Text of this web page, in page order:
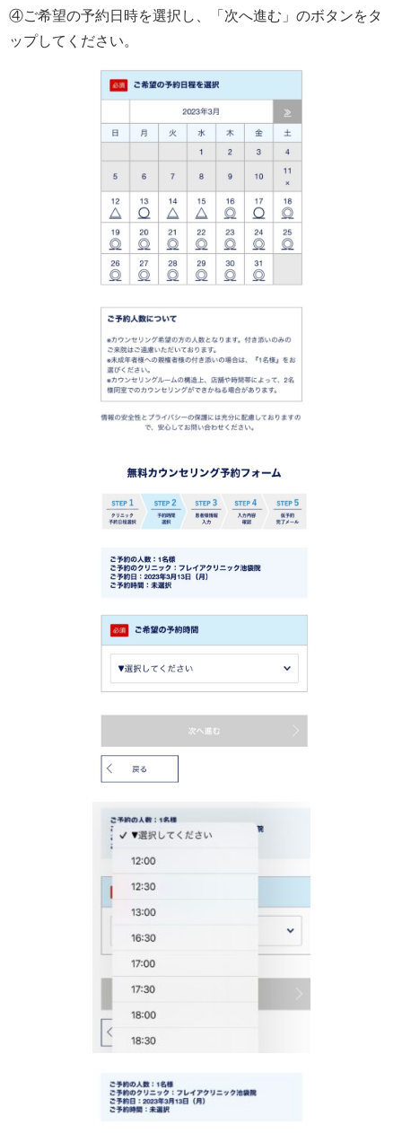
④ご希望の予約日時を選択し、「次へ進む」のボタンをタ
ップしてください。